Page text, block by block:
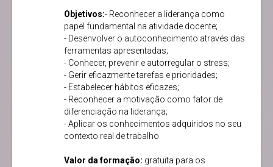
Objetivos:- Reconhecer a liderança como
papel fundamental na atividade docente;
- Desenvolver o autoconhecimento através das
ferramentas apresentadas;
- Conhecer, prevenir e autorregular o stress;
- Gerir eficazmente tarefas e prioridades;
- Estabelecer hábitos eficazes;
- Reconhecer a motivação como fator de
diferenciação na liderança;
- Aplicar os conhecimentos adquiridos no seu
contexto real de trabalho
Valor da formação: gratuita para os